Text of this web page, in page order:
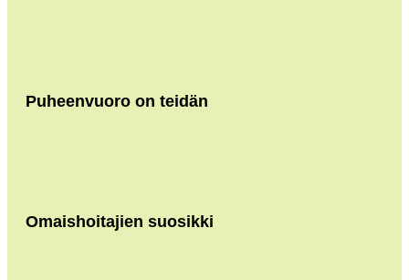
Puheenvuoro on teidän
Omaishoitajien suosikki